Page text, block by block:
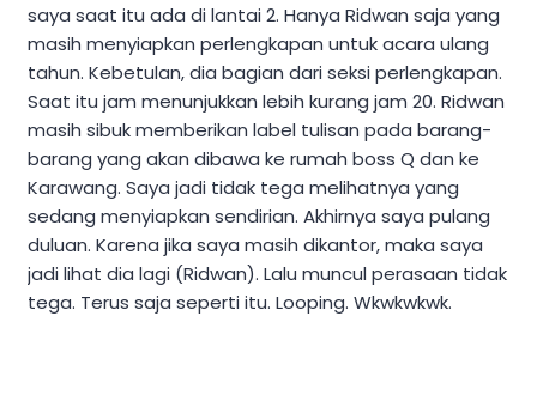
saya saat itu ada di lantai 2. Hanya Ridwan saja yang
masih menyiapkan perlengkapan untuk acara ulang
tahun. Kebetulan, dia bagian dari seksi perlengkapan.
Saat itu jam menunjukkan lebih kurang jam 20. Ridwan
masih sibuk memberikan label tulisan pada barang-
barang yang akan dibawa ke rumah boss Q dan ke
Karawang. Saya jadi tidak tega melihatnya yang
sedang menyiapkan sendirian. Akhirnya saya pulang
duluan. Karena jika saya masih dikantor, maka saya
jadi lihat dia lagi (Ridwan). Lalu muncul perasaan tidak
tega. Terus saja seperti itu. Looping. Wkwkwkwk.